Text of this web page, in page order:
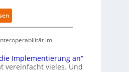
t
s
i
h
o
:
Ü
e
n
a
im
Implementierung an“
vereinfacht vieles. Und